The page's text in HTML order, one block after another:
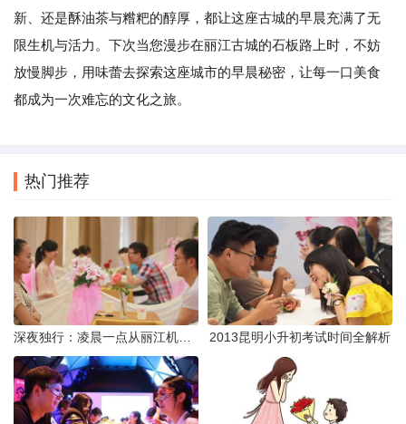
新、还是酥油茶与糌粑的醇厚，都让这座古城的早晨充满了无
限生机与活力。下次当您漫步在丽江古城的石板路上时，不妨
放慢脚步，用味蕾去探索这座城市的早晨秘密，让每一口美食
都成为一次难忘的文化之旅。
热门推荐
2013昆明小升初考试时间全解析